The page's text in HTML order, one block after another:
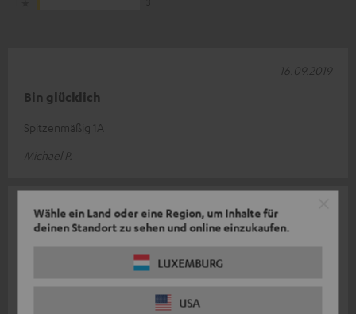
Wähle ein Land oder eine Region, um Inhalte für
deinen Standort zu sehen und online einzukaufen.
LUXEMBURG
USA
Bin glücklich
Spitzenmäßig 1A
Michael P.
16.09.2019
Top